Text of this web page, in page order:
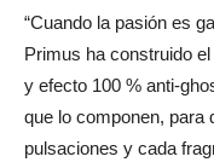
“Cuando la pasión es
Primus ha construido
y efecto 100 % anti-
que lo componen, para
pulsaciones y cada